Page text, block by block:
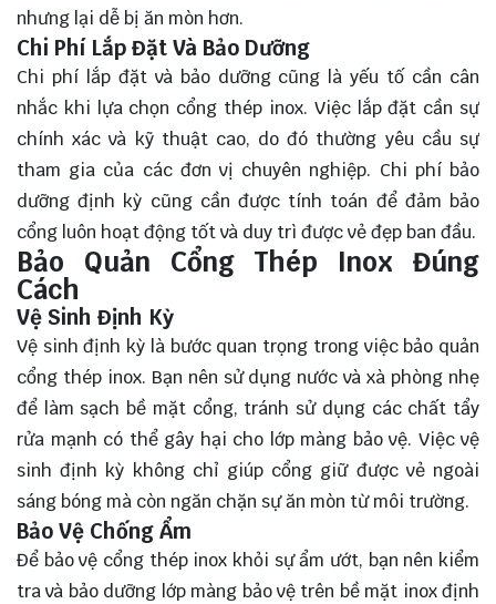
nhưng lại dễ bị ăn mòn hơn.
Chi Phí Lắp Đặt Và Bảo Dưỡng
Chi phí lắp đặt và bảo dưỡng cũng là yếu tố cần cân
nhắc khi lựa chọn cổng thép inox. Việc lắp đặt cần sự
chính xác và kỹ thuật cao, do đó thường yêu cầu sự
tham gia của các đơn vị chuyên nghiệp. Chi phí bảo
dưỡng định kỳ cũng cần được tính toán để đảm bảo
cổng luôn hoạt động tốt và duy trì được vẻ đẹp ban đầu.
Bảo Quản Cổng Thép Inox Đúng
Cách
Vệ Sinh Định Kỳ
Vệ sinh định kỳ là bước quan trọng trong việc bảo quản
cổng thép inox. Bạn nên sử dụng nước và xà phòng nhẹ
để làm sạch bề mặt cổng, tránh sử dụng các chất tẩy
rửa mạnh có thể gây hại cho lớp màng bảo vệ. Việc vệ
sinh định kỳ không chỉ giúp cổng giữ được vẻ ngoài
sáng bóng mà còn ngăn chặn sự ăn mòn từ môi trường.
Bảo Vệ Chống Ẩm
Để bảo vệ cổng thép inox khỏi sự ẩm ướt, bạn nên kiểm
tra và bảo dưỡng lớp màng bảo vệ trên bề mặt inox định